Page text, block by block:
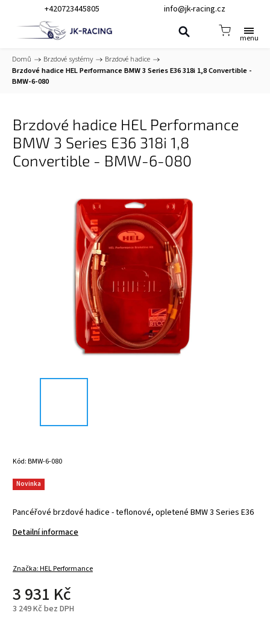
+420723445805 info@jk-racing.cz
Domů / Brzdové systémy / Brzdové hadice /
Brzdové hadice HEL Performance BMW 3 Series E36 318i 1,8 Convertible -
BMW-6-080
Brzdové hadice HEL Performance
BMW 3 Series E36 318i 1,8
Convertible - BMW-6-080
Kód:BMW-6-080
Pancéřové brzdové hadice - teflonové, opletené BMW 3 Series E36
Detailní informace
Novinka
Značka:HEL Performance
3 931 Kč
3 249 Kč bez DPH